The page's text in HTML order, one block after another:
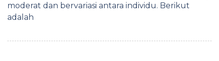
moderat dan bervariasi antara individu. Berikut
adalah